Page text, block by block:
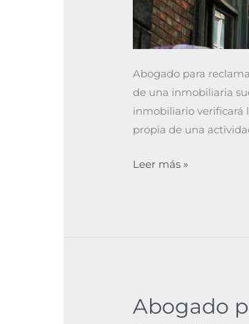
Abogado para
de una inmobiliaria
inmobiliario verificará
propia de una
Leer más »
Abogado
Abogado